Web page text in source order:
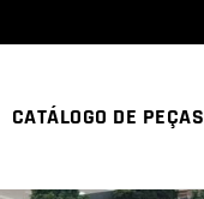
CATÁLOGO DE PEÇAS